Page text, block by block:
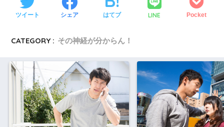
ツイート シェア はてブ LINE Pocket
CATEGORY : その神経が分からん！